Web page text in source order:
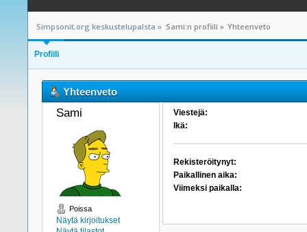
Simpsonit.org keskustelupalsta » Sami:n profiili » Yhteenveto
Profiili
Yhteenveto
Sami
Poissa
Näytä kirjoitukset
Viestejä:
Ikä:
Rekisteröitynyt:
Paikallinen aika:
Viimeksi paikalla: